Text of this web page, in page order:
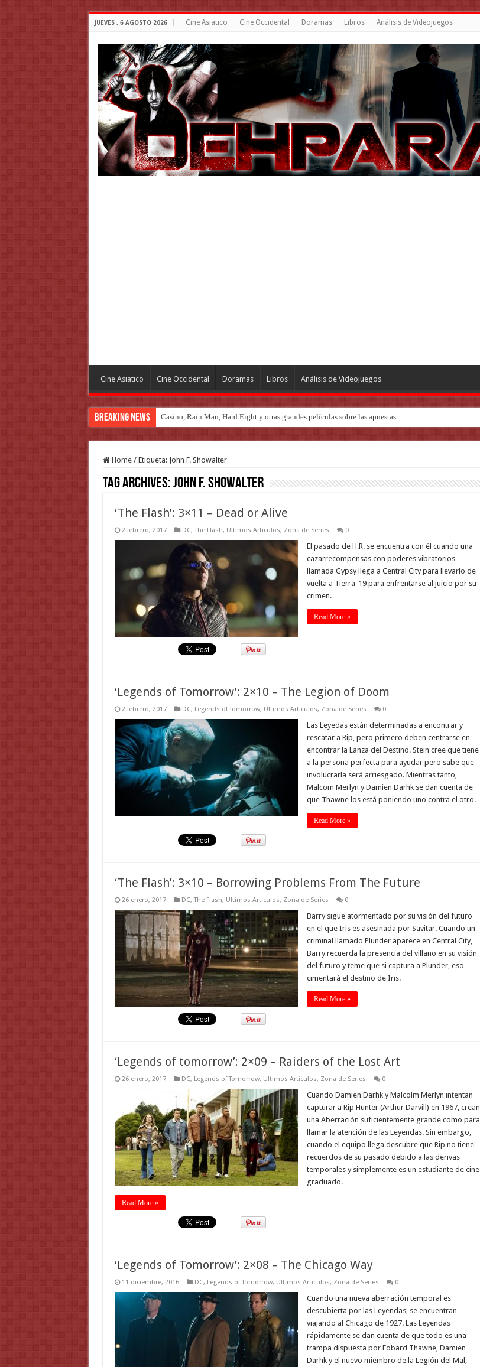
JUEVES , 6 AGOSTO 2026 Cine Asiatico Cine Occidental Doramas Libros Análisis de Videojuegos
Cine Asiatico Cine Occidental Doramas Libros Análisis de Videojuegos
Breaking News Casino, Rain Man, Hard Eight y otras grandes películas sobre las apuestas.
Introducción al maravilloso mundo de ‘Deadly Premonition’
Home / Etiqueta: John F. Showalter
Tag Archives:John F. Showalter
‘The Flash’: 3×11 – Dead or Alive
2 febrero, 2017 DC,The Flash, Ultimos Articulos, Zona de Series 0
El pasado de H.R. se encuentra con él cuando una
cazarrecompensas con poderes vibratorios
llamada Gypsy llega a Central City para llevarlo de
vuelta a Tierra-19 para enfrentarse al juicio por su
crimen.
Read More »
‘Legends of Tomorrow’: 2×10 – The Legion of Doom
2 febrero, 2017 DC, Legends of Tomorrow, Ultimos Articulos, Zona de Series 0
Las Leyedas están determinadas a encontrar y
rescatar a Rip, pero primero deben centrarse en
encontrar la Lanza del Destino. Stein cree que tiene
a la persona perfecta para ayudar pero sabe que
involucrarla será arriesgado. Mientras tanto,
Malcom Merlyn y Damien Darhk se dan cuenta de
que Thawne los está poniendo uno contra el otro.
Read More »
‘The Flash’: 3×10 – Borrowing Problems From The Future
26 enero, 2017 DC,The Flash, Ultimos Articulos, Zona de Series 0
Barry sigue atormentado por su visión del futuro
en el que Iris es asesinada por Savitar. Cuando un
criminal llamado Plunder aparece en Central City,
Barry recuerda la presencia del villano en su visión
del futuro y teme que si captura a Plunder, eso
cimentará el destino de Iris.
Read More »
‘Legends of tomorrow’: 2×09 – Raiders of the Lost Art
26 enero, 2017 DC, Legends of Tomorrow, Ultimos Articulos, Zona de Series 0
Cuando Damien Darhk y Malcolm Merlyn intentan
capturar a Rip Hunter (Arthur Darvill) en 1967, crean
una Aberración suficientemente grande como para
llamar la atención de las Leyendas. Sin embargo,
cuando el equipo llega descubre que Rip no tiene
recuerdos de su pasado debido a las derivas
temporales y simplemente es un estudiante de cine
graduado.
Read More »
‘Legends of Tomorrow’: 2×08 – The Chicago Way
11 diciembre, 2016 DC, Legends of Tomorrow, Ultimos Articulos, Zona de Series 0
Cuando una nueva aberración temporal es
descubierta por las Leyendas, se encuentran
viajando al Chicago de 1927. Las Leyendas
rápidamente se dan cuenta de que todo es una
trampa dispuesta por Eobard Thawne, Damien
Darhk y el nuevo miembro de la Legión del Mal,